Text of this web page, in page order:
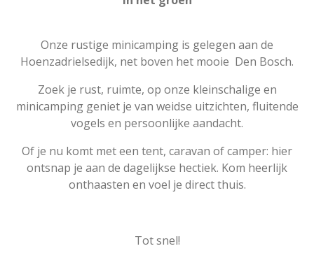
Onze rustige minicamping is gelegen aan de
Hoenzadrielsedijk, net boven het mooie Den Bosch.
Zoek je rust, ruimte, op onze kleinschalige en
minicamping geniet je van weidse uitzichten, fluitende
vogels en persoonlijke aandacht.
Of je nu komt met een tent, caravan of camper: hier
ontsnap je aan de dagelijkse hectiek. Kom heerlijk
onthaasten en voel je direct thuis.
Tot snel!